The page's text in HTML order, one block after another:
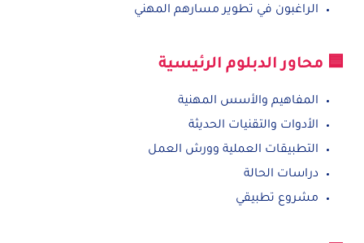
الراغبون في تطوير مسارهم المهني
🟦 محاور الدبلوم الرئيسية
المفاهيم والأسس المهنية
الأدوات والتقنيات الحديثة
التطبيقات العملية وورش العمل
دراسات الحالة
مشروع تطبيقي